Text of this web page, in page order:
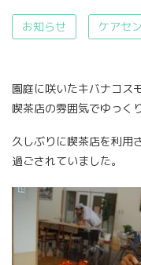
お知らせ ケアセ
園庭に咲いたキバナコス
喫茶店の雰囲気でゆっく
久しぶりに喫茶店を利用
過ごされていました。